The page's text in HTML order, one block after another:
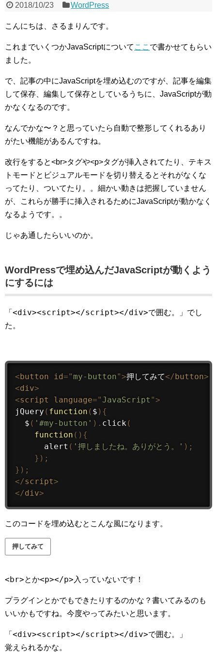
2018/10/23 WordPress
こんにちは、さるまりんです。
これまでいくつかJavaScriptについて ここ で書かせてもらい
ました。
で、記事の中にJavaScriptを埋め込むのですが、記事を編集
して保存、編集して保存としているうちに、JavaScriptが動
かなくなるのです。
なんでかな〜？と思っていたら自動で整形してくれるあり
がたい機能があるんですね。
改行をすると<br>タグや<p>タグが挿入されてたり、テキス
トモードとビジュアルモードを切り替えるとそれがなくな
ってたり、ついてたり。。細かい動きは把握していません
が、これらが勝手に挿入されるためにJavaScriptが動かなく
なるようです。。
じゃあ通したらいいのか。
WordPressで埋め込んだJavaScriptが動くよう
にするには
「 <div><script></script></div>で囲む。」でし
た。
<button id=" my-button">押してみて</button>
<div>
<script language=" JavaScript ">
jQuery ( function ( $ ) {
$ ( '#my-button' ) . click (
function ( ) {
alert ( '押しましたね。ありがとう。' ) ;
} ) ;
} ) ;
</script>
</div>
このコードを埋め込むとこんな風になります。
押してみて
<br>とか<p></p> 入っていないです！
プラグインとかでもできたりするのかな？書いてみるのも
いいかもですね。今度やってみたいと思います。
「 <div><script></script></div>で囲む。」
覚えられるかな。